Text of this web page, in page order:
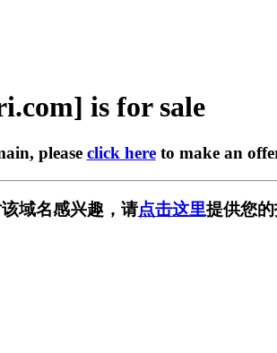
is for sale
please click hereto make an
域名感兴趣，请点击这里提供您